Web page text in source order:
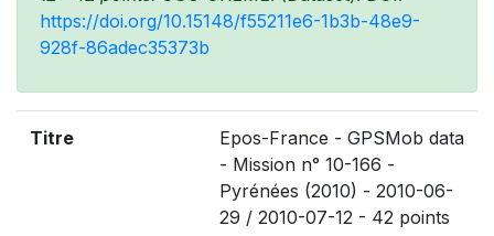
https://doi.org/10.15148/f55211e6-1b3b-48e9-
928f-86adec35373b
Titre
Epos-France - GPSMob data
- Mission n° 10-166 -
Pyrénées (2010) - 2010-06-
29 / 2010-07-12 - 42 points